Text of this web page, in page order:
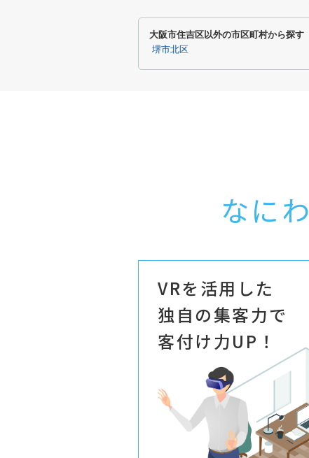
大阪市住吉区以外の市区町村から探す
堺市北区
なにわ
VRを活用した
独自の集客力で
客付け力UP！